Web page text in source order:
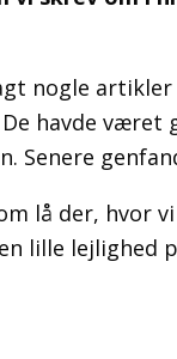
nogle
havde
Senere
lå der, hvor
lille lejlighed